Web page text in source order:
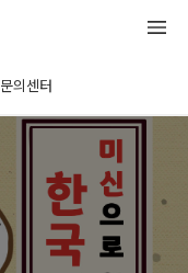
문의센터